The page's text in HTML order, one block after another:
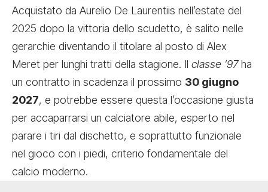
Acquistato da Aurelio De Laurentiis nell’estate del
2025 dopo la vittoria dello scudetto, è salito nelle
gerarchie diventando il titolare al posto di Alex
Meret per lunghi tratti della stagione. Il classe ’97ha
un contratto in scadenza il prossimo 30 giugno
2027, e potrebbe essere questa l’occasione giusta
per accaparrarsi un calciatore abile, esperto nel
parare i tiri dal dischetto, e soprattutto funzionale
nel gioco con i piedi, criterio fondamentale del
calcio moderno.